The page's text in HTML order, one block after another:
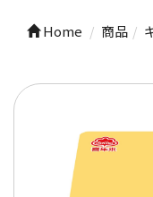
Home 商品